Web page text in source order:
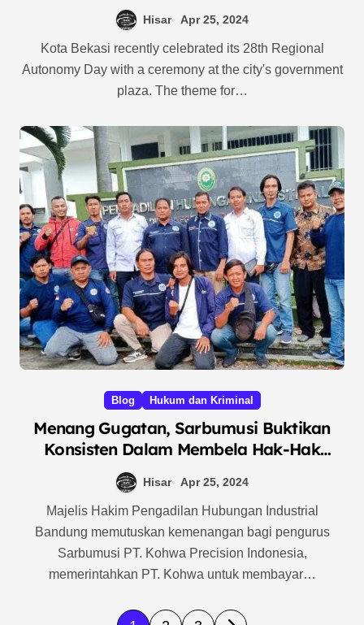
Hisar Apr 25, 2024
Kota Bekasi recently celebrated its 28th Regional
Autonomy Day with a ceremony at the city's government
plaza. The theme for…
Blog Hukum dan Kriminal
Menang Gugatan, Sarbumusi Buktikan
Konsisten Dalam Membela Hak-Hak
Pengurus dan Anggotanya
Hisar Apr 25, 2024
Majelis Hakim Pengadilan Hubungan Industrial
Bandung memutuskan kemenangan bagi pengurus
Sarbumusi PT. Kohwa Precision Indonesia,
memerintahkan PT. Kohwa untuk membayar…